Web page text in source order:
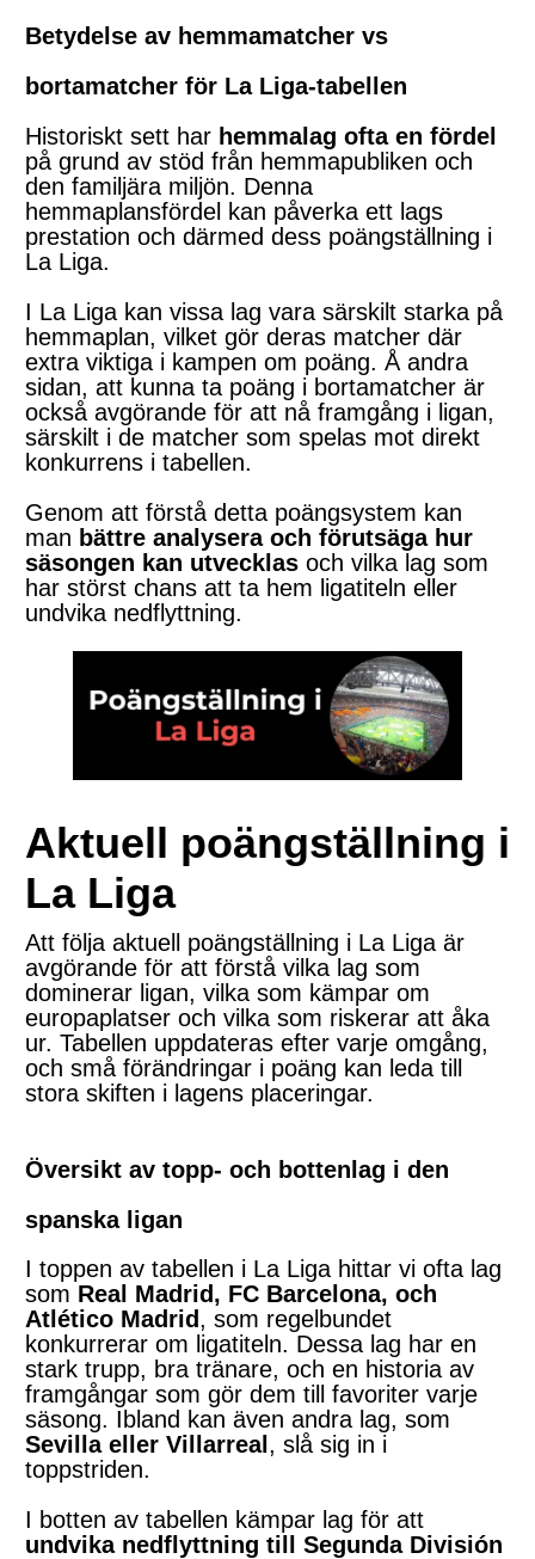
Betydelse av hemmamatcher vs
bortamatcher för La Liga-tabellen
Historiskt sett har hemmalag ofta en fördel
på grund av stöd från hemmapubliken och
den familjära miljön. Denna
hemmaplansfördel kan påverka ett lags
prestation och därmed dess poängställning i
La Liga.
I La Liga kan vissa lag vara särskilt starka på
hemmaplan, vilket gör deras matcher där
extra viktiga i kampen om poäng. Å andra
sidan, att kunna ta poäng i bortamatcher är
också avgörande för att nå framgång i ligan,
särskilt i de matcher som spelas mot direkt
konkurrens i tabellen.
Genom att förstå detta poängsystem kan
man bättre analysera och förutsäga hur
säsongen kan utvecklas och vilka lag som
har störst chans att ta hem ligatiteln eller
undvika nedflyttning.
Aktuell poängställning i
La Liga
Att följa aktuell poängställning i La Liga är
avgörande för att förstå vilka lag som
dominerar ligan, vilka som kämpar om
europaplatser och vilka som riskerar att åka
ur. Tabellen uppdateras efter varje omgång,
och små förändringar i poäng kan leda till
stora skiften i lagens placeringar.
Översikt av topp- och bottenlag i den
spanska ligan
I toppen av tabellen i La Liga hittar vi ofta lag
som Real Madrid, FC Barcelona, och
Atlético Madrid, som regelbundet
konkurrerar om ligatiteln. Dessa lag har en
stark trupp, bra tränare, och en historia av
framgångar som gör dem till favoriter varje
säsong. Ibland kan även andra lag, som
Sevilla eller Villarreal , slå sig in i
toppstriden.
I botten av tabellen kämpar lag för att
undvika nedflyttning till Segunda División